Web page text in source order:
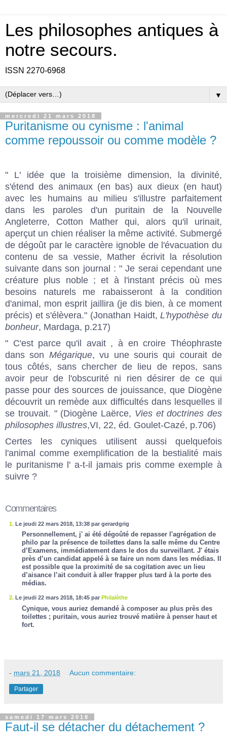
Les philosophes antiques à
notre secours.
ISSN 2270-6968
▼
mercredi 21 mars 2018
Puritanisme ou cynisme : l'animal
comme repoussoir ou comme modèle ?
" L' idée que la troisième dimension, la divinité,
s'étend des animaux (en bas) aux dieux (en haut)
avec les humains au milieu s'illustre parfaitement
dans les paroles d'un puritain de la Nouvelle
Angleterre, Cotton Mather qui, alors qu'il urinait,
aperçut un chien réaliser la même activité. Submergé
de dégoût par le caractère ignoble de l'évacuation du
contenu de sa vessie, Mather écrivit la résolution
suivante dans son journal : " Je serai cependant une
créature plus noble ; et à l'instant précis où mes
besoins naturels me rabaisseront à la condition
d'animal, mon esprit jaillira (je dis bien, à ce moment
précis) et s'élèvera." (Jonathan Haidt,L'hypothèse du
bonheur, Mardaga, p.217)
" C'est parce qu'il avait , à en croire Théophraste
dans son Mégarique, vu une souris qui courait de
tous côtés, sans chercher de lieu de repos, sans
avoir peur de l'obscurité ni rien désirer de ce qui
passe pour des sources de jouissance, que Diogène
découvrit un remède aux difficultés dans lesquelles il
se trouvait. " (Diogène Laërce, Vies et doctrines des
philosophes illustres,VI, 22, éd. Goulet-Cazé, p.706)
Certes les cyniques utilisent aussi quelquefois
l'animal comme exemplification de la bestialité mais
le puritanisme l' a-t-il jamais pris comme exemple à
suivre ?
Commentaires
1. Le jeudi 22 mars 2018, 13:38 par gerardgrig
Personnellement, j' ai été dégoûté de repasser l'agrégation de
philo par la présence de toilettes dans la salle même du Centre
d’Examens, immédiatement dans le dos du surveillant. J' étais
près d’un candidat appelé à se faire un nom dans les médias. Il
est possible que la proximité de sa cogitation avec un lieu
d’aisance l’ait conduit à aller frapper plus tard à la porte des
médias.
2. Le jeudi 22 mars 2018, 18:45 par Philalèthe
Cynique, vous auriez demandé à composer au plus près des
toilettes ; puritain, vous auriez trouvé matière à penser haut et
fort.
- mars 21, 2018 Aucun commentaire:
Partager
samedi 17 mars 2018
Faut-il se détacher du détachement ?